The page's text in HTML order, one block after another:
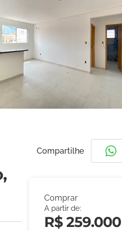
Compartilhe
Comprar
A partir de:
R$ 259.000